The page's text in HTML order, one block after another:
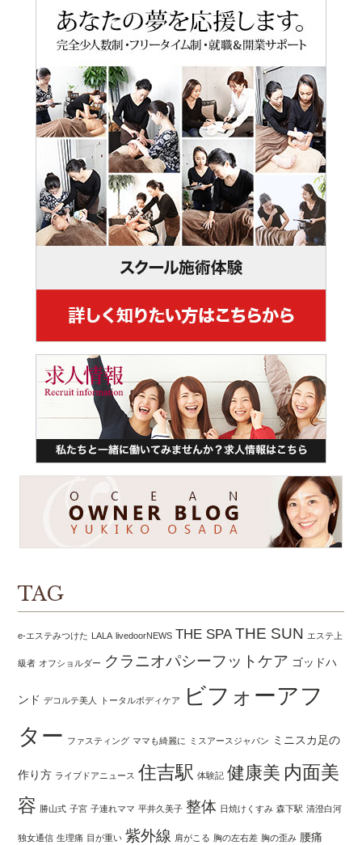
TAG
e-エステみつけた LALA livedoorNEWS THE SPA THE SUN エステ上
級者 オフショルダー クラニオパシーフットケア ゴッドハ
ンド デコルテ美人 トータルボディケア
ビフォーアフ
ター ファスティング ママも綺麗に ミスアースジャパン ミニスカ足の
作り方 ライブドアニュース 住吉駅 体験記 健康美 内面美
容 勝山式 子宮 子連れママ 平井久美子 整体 日焼けくすみ 森下駅 清澄白河
独女通信 生理痛 目が重い 紫外線 肩がこる 胸の左右差 胸の歪み 腰痛